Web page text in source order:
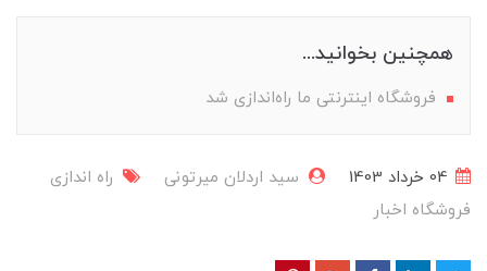
همچنین بخوانید...
فروشگاه اینترنتی ما راه‌اندازی شد
سید اردلان میرتونی
راه اندازی
فروشگاه اخبار